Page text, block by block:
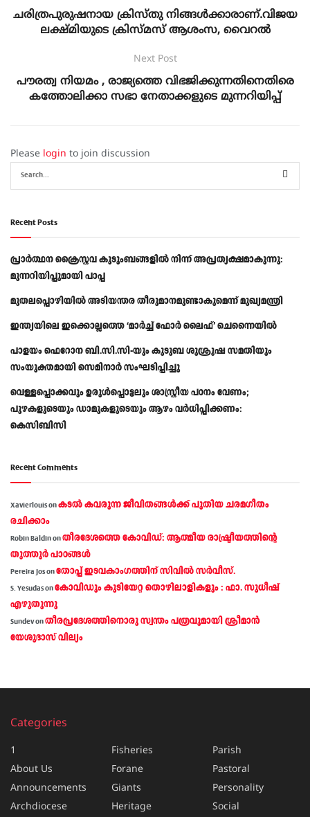
ചരിത്രപുരുഷനായ ക്രിസ്തു നിങ്ങൾക്കാരാണ്.വിജയ
ലക്ഷ്മിയുടെ ക്രിസ്മസ് ആശംസ, വൈറൽ
Next Post
പൗരത്വ നിയമം , രാജ്യത്തെ വിഭജിക്കുന്നതിനെതിരെ
കത്തോലിക്കാ സഭാ നേതാക്കളുടെ മുന്നറിയിപ്പ്
Please login to join discussion
Recent Posts
പ്രാര്‍ത്ഥന ക്രൈസ്തവ കുടുംബങ്ങളില്‍ നിന്ന് അപ്രത്യക്ഷമാകുന്നു:
മുന്നറിയിപ്പുമായി പാപ്പ
മുതലപ്പൊഴിയിൽ അടിയന്തര തീരുമാനമുണ്ടാകുമെന്ന് മുഖ്യമന്ത്രി
ഇന്ത്യയിലെ ഇക്കൊല്ലത്തെ ‘മാർച്ച് ഫോർ ലൈഫ്’ ചെന്നൈയിൽ
പാളയം ഫെറോന ബി.സി.സി-യും കുടുബ ശുശ്രൂഷ സമതിയും
സംയുക്തമായി സെമിനാർ സംഘടിപ്പിച്ചു
വെള്ളപ്പൊക്കവും ഉരുള്‍പ്പൊട്ടലും ശാസ്ത്രീയ പഠനം വേണം;
പുഴകളുടെയും ഡാമുകളുടെയും ആഴം വര്‍ധിപ്പിക്കണം:
കെസിബിസി
Recent Comments
Xavierlouisonകടല്‍ കവരുന്ന ജീവിതങ്ങള്‍ക്ക് പുതിയ ചരമഗീതം
രചിക്കാം
Robin Baldinonതീരദേശത്തെ കോവിഡ്: ആത്മീയ രാഷ്ട്രീയത്തിന്റെ
തൂത്തൂര്‍ പാഠങ്ങൾ
Pereira Josonതോപ്പ് ഇടവകാംഗത്തിന് സിവിൽ സർവീസ്.
S. Yesudasonകോവിഡും കുടിയേറ്റ തൊഴിലാളികളും : ഫാ. സുധീഷ്
എഴുതുന്നു
Sundevonതീരപ്രദേശത്തിനൊരു സ്വന്തം പത്രവുമായി ശ്രീമാന്‍
യേശുദാസ് വില്യം
Categories
1
About Us
Announcements
Archdiocese
Fisheries
Forane
Giants
Heritage
Parish
Pastoral
Personality
Social